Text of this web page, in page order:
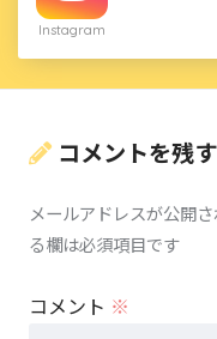
Instagram
コメントを残す
メールアドレスが公開
る欄は必須項目です
コメント ※